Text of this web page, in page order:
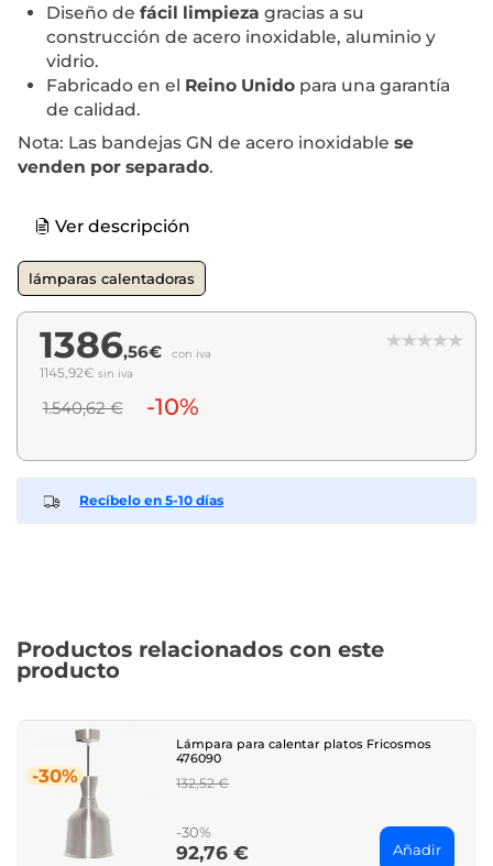
Diseño de fácil limpieza gracias a su
construcción de acero inoxidable, aluminio y
vidrio.
Fabricado en el Reino Unido para una garantía
de calidad.
Nota: Las bandejas GN de acero inoxidable se
venden por separado.
Ver descripción
lámparas calentadoras
1386,56€ con iva
1145,92€ sin iva
1.540,62 € -10%
Recíbelo en 5-10 días
Productos relacionados con este
producto
-30%
Lámpara para calentar platos Fricosmos
476090
Regular
132,52 €
-30%
Price
92,76 € Añadir